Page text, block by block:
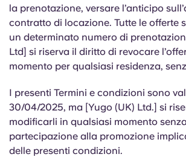
la prenotazione, versare l’anticipo
contratto di locazione. Tutte le offerte
un determinato numero di
Ltd] si riserva il diritto di revocare
momento per qualsiasi residenza,
I presenti Termini e condizioni sono
30/04/2025, ma [Yugo (UK) Ltd.] si
modificarli in qualsiasi momento
partecipazione alla promozione
delle presenti condizioni.